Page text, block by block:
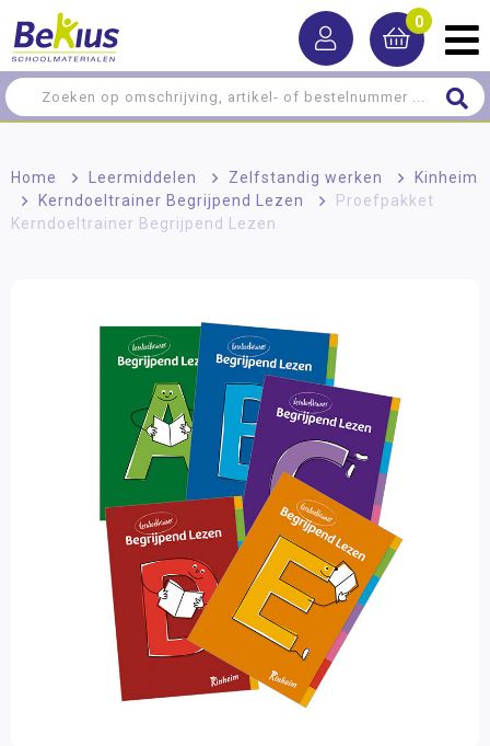
0
Home > Leermiddelen > Zelfstandig werken >
Kinheim
>
Kerndoeltrainer Begrijpend Lezen >
Proefpakket
Kerndoeltrainer Begrijpend Lezen